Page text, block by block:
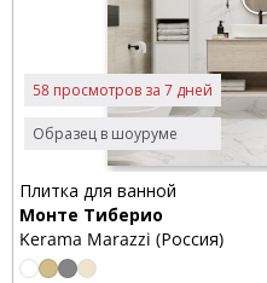
Образец в шоуруме
58 просмотров за 7 дней
Плитка для ванной
Монте Тиберио
Kerama Marazzi (Россия)